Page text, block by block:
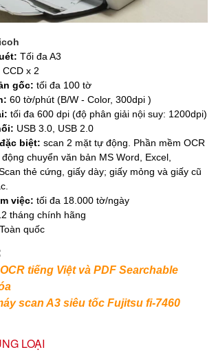
Tối đa A3
CCD x 2
gốc: tối đa 100 tờ
60 tờ/phút (B/W - Color, 300dpi )
tối đa 600 dpi (độ phân giải nội suy: 1200dpi)
USB 3.0, USB 2.0
biệt: scan 2 mặt tự động.
Phần mềm OCR
chuyển văn bản MS Word, Excel,
thẻ cứng, giấy dày; giấy mỏng và giấy cũ
việc: tối đa 18.000 tờ/ngày
tháng chính hãng
Toàn quốc
tiếng Việt và PDF Searchable
scan A3 siêu tốc Fujitsu fi-7460
LOẠI